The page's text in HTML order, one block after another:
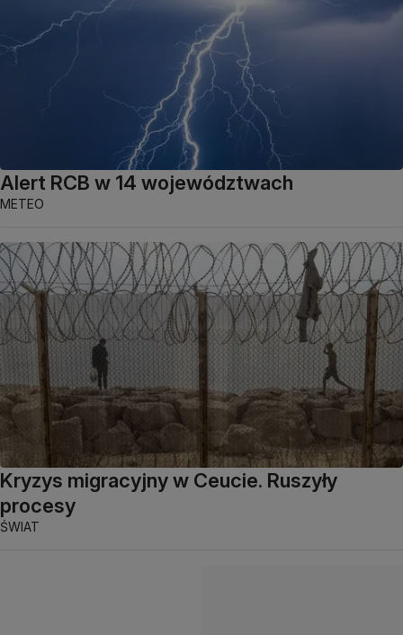
Alert RCB w 14 województwach
METEO
Kryzys migracyjny w Ceucie. Ruszyły
procesy
ŚWIAT